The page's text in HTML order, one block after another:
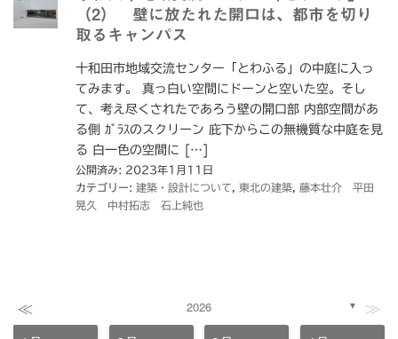
（2） 壁に放たれた開口は、都市を切り
取るキャンパス
十和田市地域交流センター「とわふる」の中庭に入っ
てみます。 真っ白い空間にドーンと空いた空。そし
て、考え尽くされたであろう壁の開口部 内部空間があ
る側 ｶﾞﾗｽのスクリーン 庇下からこの無機質な中庭を見
る 白一色の空間に […]
公開済み: 2023年1月11日
カテゴリー: 建築・設計について 東北の建築
藤本壮介 平田
晃久 中村拓志 石上純也
≪ 2026 ▼ ≫